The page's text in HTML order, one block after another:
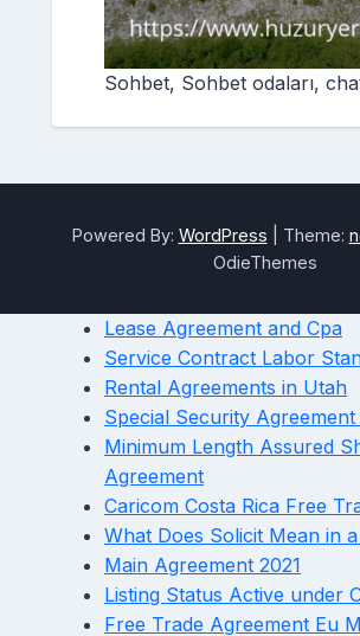
Sohbet, Sohbet odaları,
Powered By: WordPress Theme:
OdieThemes
Lease Agreement and Cpa
Service Contract Labor
Rental Agreements in Utah
Special Security Agreement
Minimum Length Assured
Agreement
Caricom Costa Rica Free
What Does Solicit Mean in
Main Agreement 2021
Listing Status Active under
Free Trade Agreement Eu